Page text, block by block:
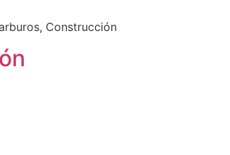
Construcción